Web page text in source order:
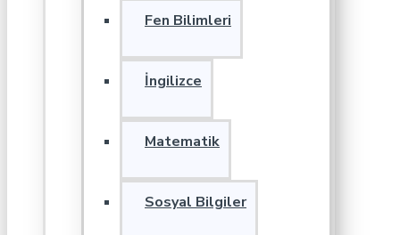
Fen Bilimleri
İngilizce
Matematik
Sosyal Bilgiler